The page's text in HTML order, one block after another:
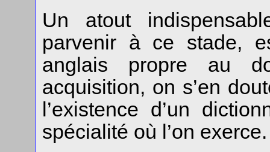
Un atout
parvenir à ce stade,
anglais propre au
acquisition, on s’en
l’existence d’un
spécialité où l’on exerce.